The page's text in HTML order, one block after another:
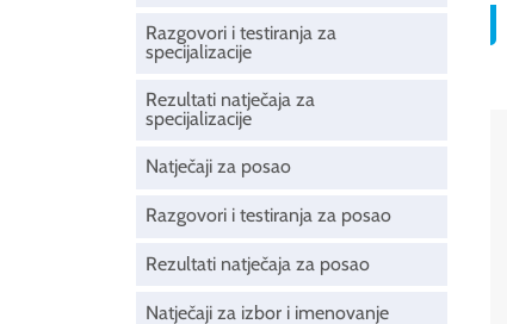
Razgovori i testiranja za
specijalizacije
Rezultati natječaja za
specijalizacije
Natječaji za posao
Razgovori i testiranja za posao
Rezultati natječaja za posao
Natječaji za izbor i imenovanje